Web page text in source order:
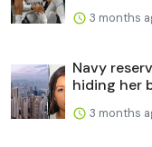
3 months
Navy
hiding her
3 months